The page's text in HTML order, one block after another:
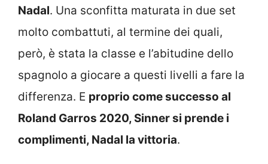
Nadal. Una sconfitta maturata in due set
molto combattuti, al termine dei quali,
però, è stata la classe e l’abitudine dello
spagnolo a giocare a questi livelli a fare la
differenza. E proprio come successo al
Roland Garros 2020, Sinner si prende i
complimenti, Nadal la vittoria.